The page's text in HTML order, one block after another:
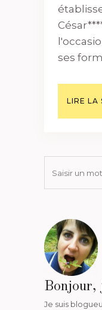
ses
LIRE LA
Bonjour,
Je suis